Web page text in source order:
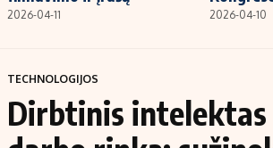
2026-04-11 2026-04-10
TECHNOLOGIJOS
Dirbtinis intelektas